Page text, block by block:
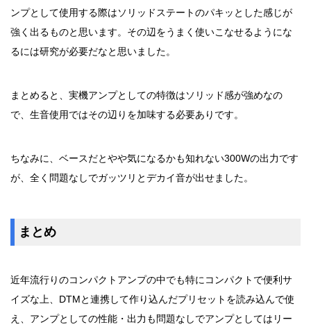
ンプとして使用する際はソリッドステートのパキッとした感じが
強く出るものと思います。その辺をうまく使いこなせるようにな
るには研究が必要だなと思いました。
まとめると、実機アンプとしての特徴はソリッド感が強めなの
で、生音使用ではその辺りを加味する必要ありです。
ちなみに、ベースだとやや気になるかも知れない300Wの出力です
が、全く問題なしでガッツリとデカイ音が出せました。
まとめ
近年流行りのコンパクトアンプの中でも特にコンパクトで便利サ
イズな上、DTMと連携して作り込んだプリセットを読み込んで使
え、アンプとしての性能・出力も問題なしでアンプとしてはリー